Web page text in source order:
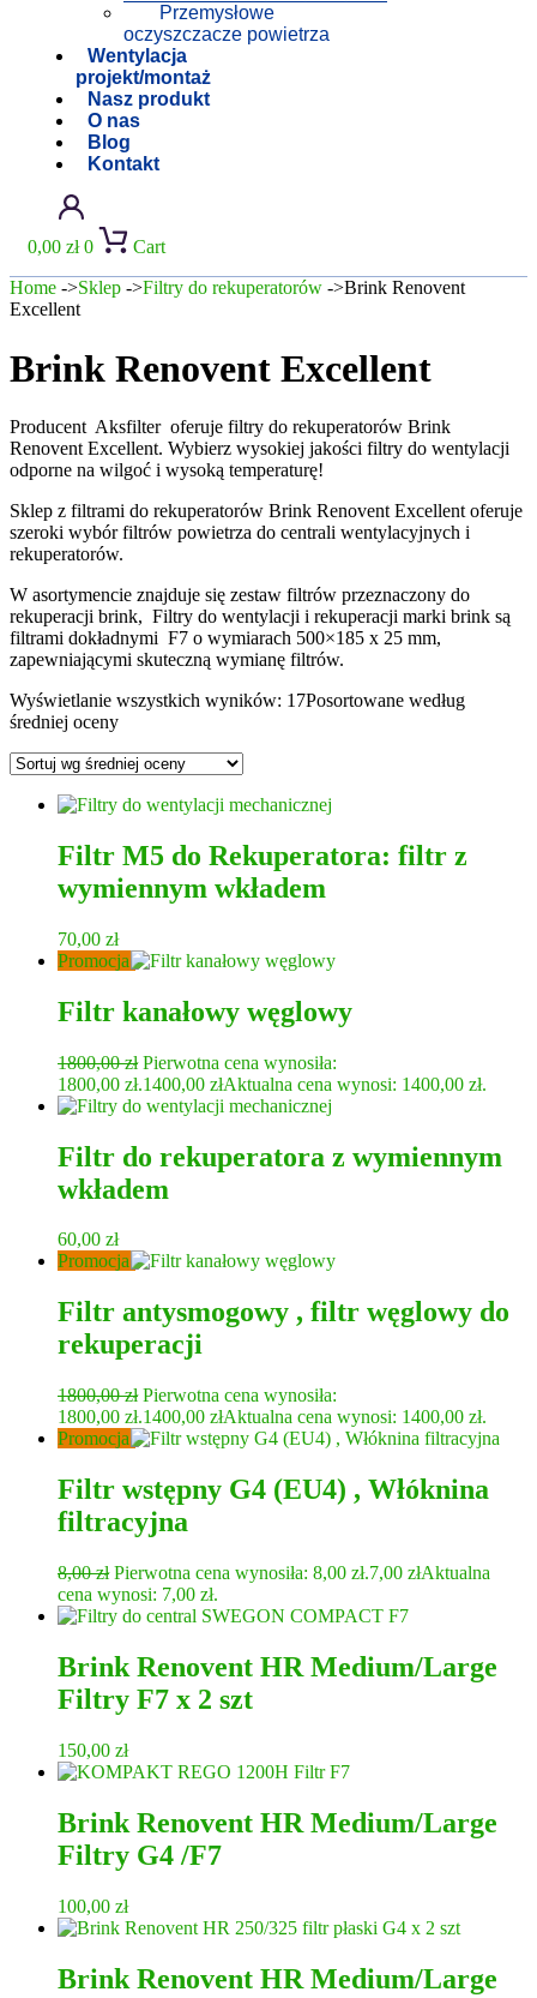
Przemysłowe
oczyszczacze powietrza
Wentylacja
projekt/montaż
Nasz produkt
O nas
Blog
Kontakt
0,00 zł 0
Cart
Home ->Sklep ->Filtry do rekuperatorów ->Brink Renovent
Excellent
Brink Renovent Excellent
Producent Aksfilter oferuje filtry do rekuperatorów Brink
Renovent Excellent. Wybierz wysokiej jakości filtry do wentylacji
odporne na wilgoć i wysoką temperaturę!
Sklep z filtrami do rekuperatorów Brink Renovent Excellent oferuje
szeroki wybór filtrów powietrza do centrali wentylacyjnych i
rekuperatorów.
W asortymencie znajduje się zestaw filtrów przeznaczony do
rekuperacji brink, Filtry do wentylacji i rekuperacji marki brink są
filtrami dokładnymi F7 o wymiarach 500×185 x 25 mm,
zapewniającymi skuteczną wymianę filtrów.
Wyświetlanie wszystkich wyników: 17Posortowane według
średniej oceny
Filtr M5 do Rekuperatora: filtr z
wymiennym wkładem
70,00 zł
Promocja!
Filtr kanałowy węglowy
1800,00zł Pierwotna cena wynosiła:
1800,00 zł.1400,00 złAktualna cena wynosi: 1400,00 zł.
Filtr do rekuperatora z wymiennym
wkładem
60,00 zł
Promocja!
Filtr antysmogowy , filtr węglowy do
rekuperacji
1800,00zł Pierwotna cena wynosiła:
1800,00 zł.1400,00 złAktualna cena wynosi: 1400,00 zł.
Promocja!
Filtr wstępny G4 (EU4) , Włóknina
filtracyjna
8,00zł Pierwotna cena wynosiła: 8,00 zł.7,00 złAktualna
cena wynosi: 7,00 zł.
Brink Renovent HR Medium/Large
Filtry F7 x 2 szt
150,00 zł
Brink Renovent HR Medium/Large
Filtry G4 /F7
100,00 zł
Brink Renovent HR Medium/Large